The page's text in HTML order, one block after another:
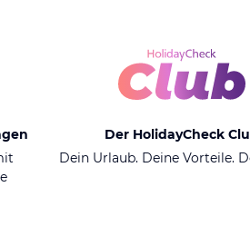
Der HolidayCheck
Dein Urlaub. Deine Vorteile.